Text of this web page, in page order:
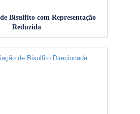
Bisulfito com Representação
Reduzida